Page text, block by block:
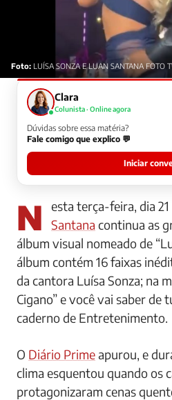
Foto: LUÍSA SONZA E LUAN SANTANA FOTO
Clara
Colunista · Online agora
Dúvidas sobre essa matéria?
Fale comigo que explico 💬
Iniciar
Nesta terça-feira, dia
Santana continua as
álbum visual nomeado de
álbum contém 16 faixas
da cantora Luísa Sonza; na
Cigano” e você vai saber de
caderno de Entretenimento.
O Diário Primeapurou, e
clima esquentou quando os
protagonizaram cenas